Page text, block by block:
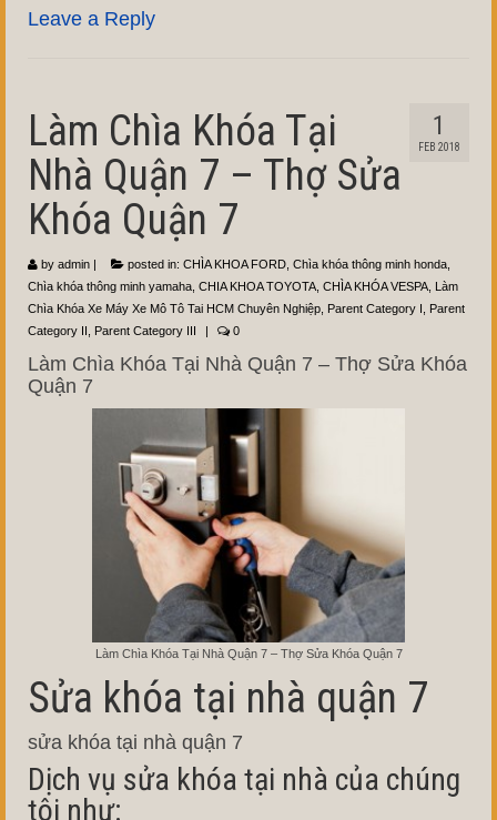
Leave a Reply
1
FEB 2018
Làm Chìa Khóa Tại
Nhà Quận 7 – Thợ Sửa
Khóa Quận 7
by admin | posted in: CHÌA KHOA FORD Chìa khóa thông minh honda
Chìa khóa thông minh yamaha CHIA KHOA TOYOTA CHÌA KHÓA VESPA Làm
Chìa Khóa Xe Máy Xe Mô Tô Tai HCM Chuyên Nghiệp Parent Category I
Parent
Category II
Parent Category III | 0
Làm Chìa Khóa Tại Nhà Quận 7 – Thợ Sửa Khóa
Quận 7
Làm Chìa Khóa Tại Nhà Quận 7 – Thợ Sửa Khóa Quận 7
Sửa khóa tại nhà quận 7
sửa khóa tại nhà quận 7
Dịch vụ sửa khóa tại nhà của chúng
tôi như: